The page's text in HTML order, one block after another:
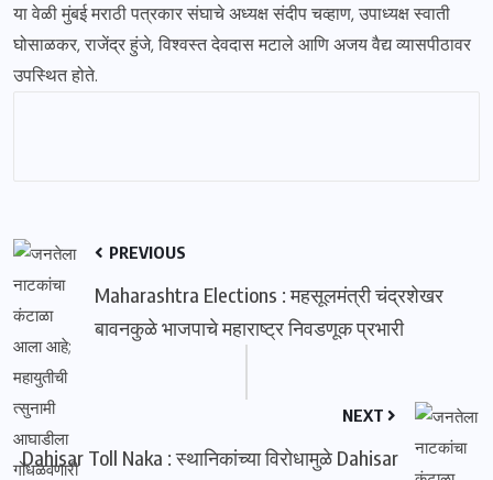
या वेळी मुंबई मराठी पत्रकार संघाचे अध्यक्ष संदीप चव्हाण, उपाध्यक्ष स्वाती
घोसाळकर, राजेंद्र हुंजे, विश्वस्त देवदास मटाले आणि अजय वैद्य व्यासपीठावर
उपस्थित होते.
PREVIOUS
Maharashtra Elections : महसूलमंत्री चंद्रशेखर
बावनकुळे भाजपाचे महाराष्ट्र निवडणूक प्रभारी
NEXT
Dahisar Toll Naka : स्थानिकांच्या विरोधामुळे Dahisar